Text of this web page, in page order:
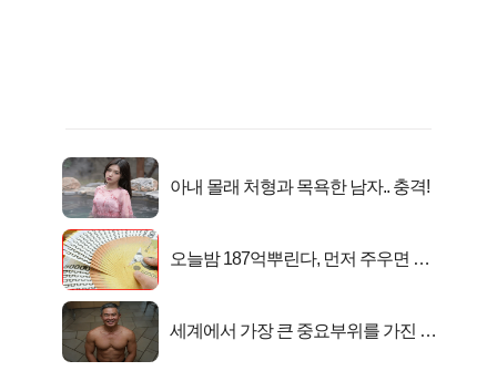
아내 몰래 처형과 목욕한 남자.. 충격!
오늘밤 187억뿌린다, 먼저 주우면 최
세계에서 가장 큰 중요부위를 가진 남